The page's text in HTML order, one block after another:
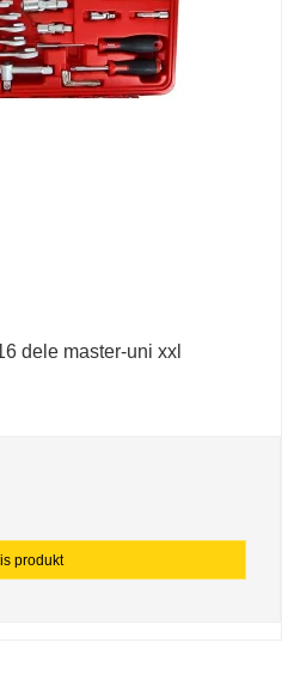
dele master-uni xxl
produkt